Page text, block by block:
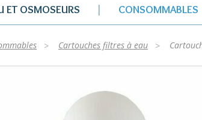
ET OSMOSEURS CONSOMMABLES
Cartouches filtres à eau